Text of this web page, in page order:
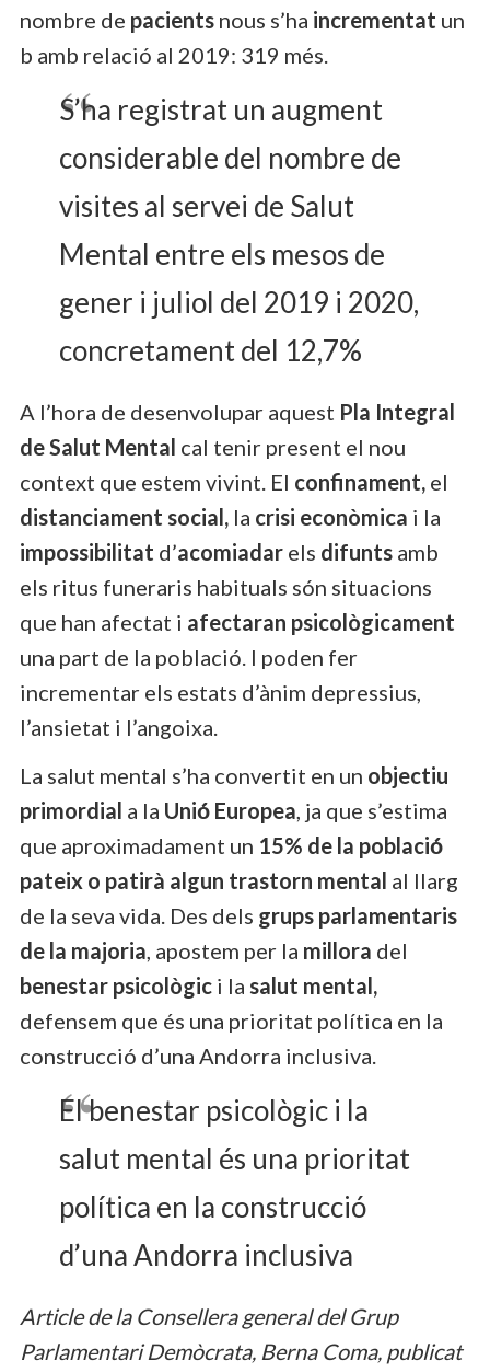
nombre de pacients nous s’ha incrementat un
b amb relació al 2019: 319 més.
S’ha registrat un augment
considerable del nombre de
visites al servei de Salut
Mental entre els mesos de
gener i juliol del 2019 i 2020,
concretament del 12,7%
A l’hora de desenvolupar aquest Pla Integral
de Salut Mental cal tenir present el nou
context que estem vivint. El confinament, el
distanciament social, la crisi econòmica i la
impossibilitat d’acomiadar els difunts amb
els ritus funeraris habituals són situacions
que han afectat i afectaran psicològicament
una part de la població. I poden fer
incrementar els estats d’ànim depressius,
l’ansietat i l’angoixa.
La salut mental s’ha convertit en un objectiu
primordial a la Unió́ Europea, ja que s’estima
que aproximadament un 15% de la població́
pateix o patirà algun trastorn mental al llarg
de la seva vida. Des dels grups parlamentaris
de la majoria, apostem per la millora del
benestar psicològic i la salut mental,
defensem que és una prioritat política en la
construcció d’una Andorra inclusiva.
El benestar psicològic i la
salut mental és una prioritat
política en la construcció
d’una Andorra inclusiva
Article de la Consellera general del Grup
Parlamentari Demòcrata, Berna Coma, publicat